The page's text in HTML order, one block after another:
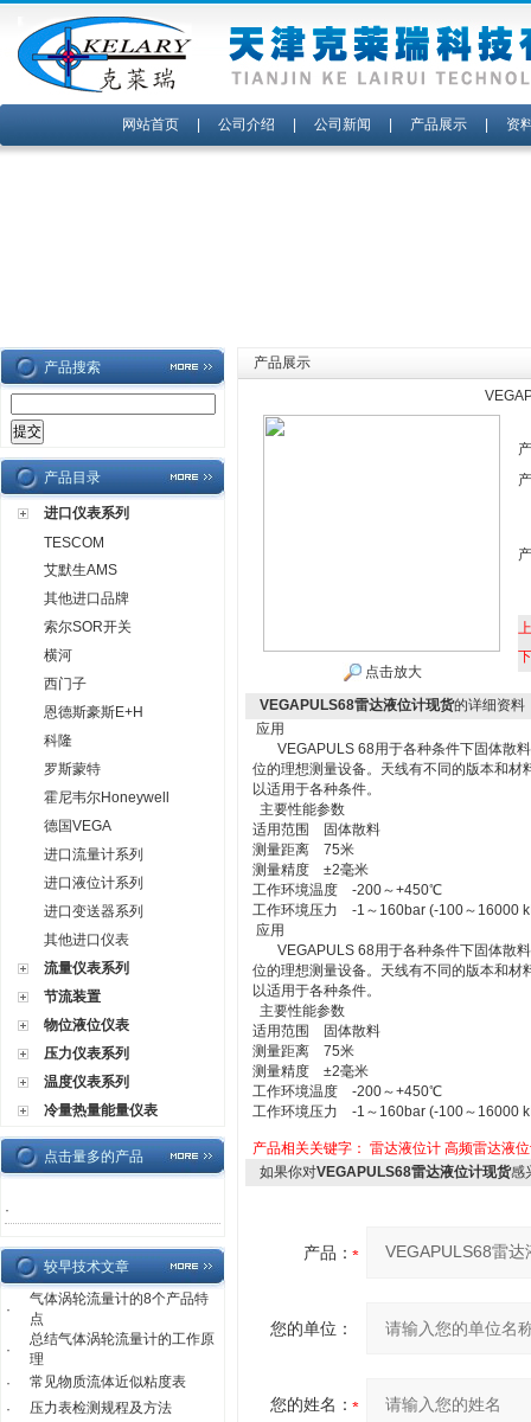
网站首页| 公司介绍 公司新闻 产品展示| 资
产品搜索
产品目录
进口仪表系列
TESCOM
艾默生AMS
其他进口品牌
索尔SOR开关
横河
西门子
恩德斯豪斯E+H
科隆
罗斯蒙特
霍尼韦尔Honeywell
德国VEGA
进口流量计系列
进口液位计系列
进口变送器系列
其他进口仪表
流量仪表系列
节流装置
物位液位仪表
压力仪表系列
温度仪表系列
冷量热量能量仪表
点击量多的产品
·
较早技术文章
·
气体涡轮流量计的8个产品特
点
·
总结气体涡轮流量计的工作原
理
·
常见物质流体近似粘度表
·
压力表检测规程及方法
产品展示
点击放大
VEGAPULS68雷达液位计现货的详细资料
应用
VEGAPULS 68用于各种条件下固体散料
位的理想测量设备。天线有不同的版本和
以适用于各种条件。
主要性能参数
适用范围 固体散料
测量距离 75米
测量精度 ±2毫米
工作环境温度 -200～+450℃
工作环境压力 -1～160bar (-100～16000
应用
VEGAPULS 68用于各种条件下固体散料
位的理想测量设备。天线有不同的版本和
以适用于各种条件。
主要性能参数
适用范围 固体散料
测量距离 75米
测量精度 ±2毫米
工作环境温度 -200～+450℃
工作环境压力 -1～160bar (-100～16000
产品相关关键字： 雷达液位计 高频雷达液
如果你对VEGAPULS68雷达液位计现货感
产品：
您的单位：
您的姓名：